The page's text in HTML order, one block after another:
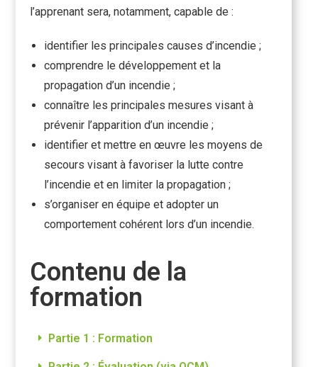
l’apprenant sera, notamment, capable de :
identifier les principales causes d’incendie ;
comprendre le développement et la
propagation d’un incendie ;
connaître les principales mesures visant à
prévenir l’apparition d’un incendie ;
identifier et mettre en œuvre les moyens de
secours visant à favoriser la lutte contre
l’incendie et en limiter la propagation ;
s’organiser en équipe et adopter un
comportement cohérent lors d’un incendie.
Contenu de la
formation
Partie 1 : Formation